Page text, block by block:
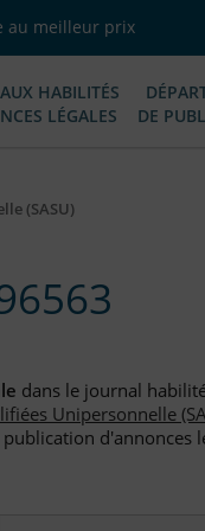
au meilleur prix
HABILITÉS
LÉGALES
DE
(SASU)
dans le journal
Unipersonnelle
d'annonces